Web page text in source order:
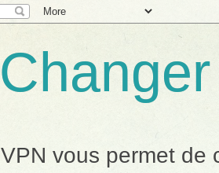
VPN vous permet de